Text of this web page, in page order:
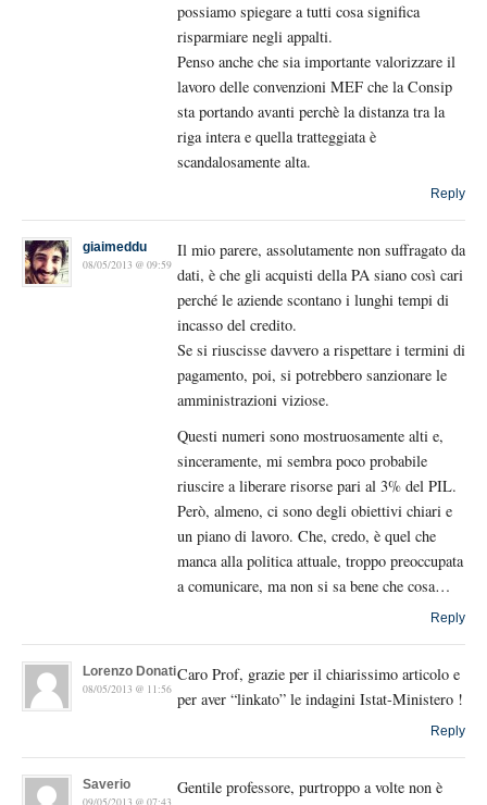
possiamo spiegare a tutti cosa significa
risparmiare negli appalti.
Penso anche che sia importante valorizzare il
lavoro delle convenzioni MEF che la Consip
sta portando avanti perchè la distanza tra la
riga intera e quella tratteggiata è
scandalosamente alta.
Reply
giaimeddu
08/05/2013 @ 09:59
Il mio parere, assolutamente non suffragato da
dati, è che gli acquisti della PA siano così cari
perché le aziende scontano i lunghi tempi di
incasso del credito.
Se si riuscisse davvero a rispettare i termini di
pagamento, poi, si potrebbero sanzionare le
amministrazioni viziose.
Questi numeri sono mostruosamente alti e,
sinceramente, mi sembra poco probabile
riuscire a liberare risorse pari al 3% del PIL.
Però, almeno, ci sono degli obiettivi chiari e
un piano di lavoro. Che, credo, è quel che
manca alla politica attuale, troppo preoccupata
a comunicare, ma non si sa bene che cosa…
Reply
Lorenzo Donati
08/05/2013 @ 11:56
Caro Prof, grazie per il chiarissimo articolo e
per aver “linkato” le indagini Istat-Ministero !
Reply
Saverio
Gentile professore, purtroppo a volte non è